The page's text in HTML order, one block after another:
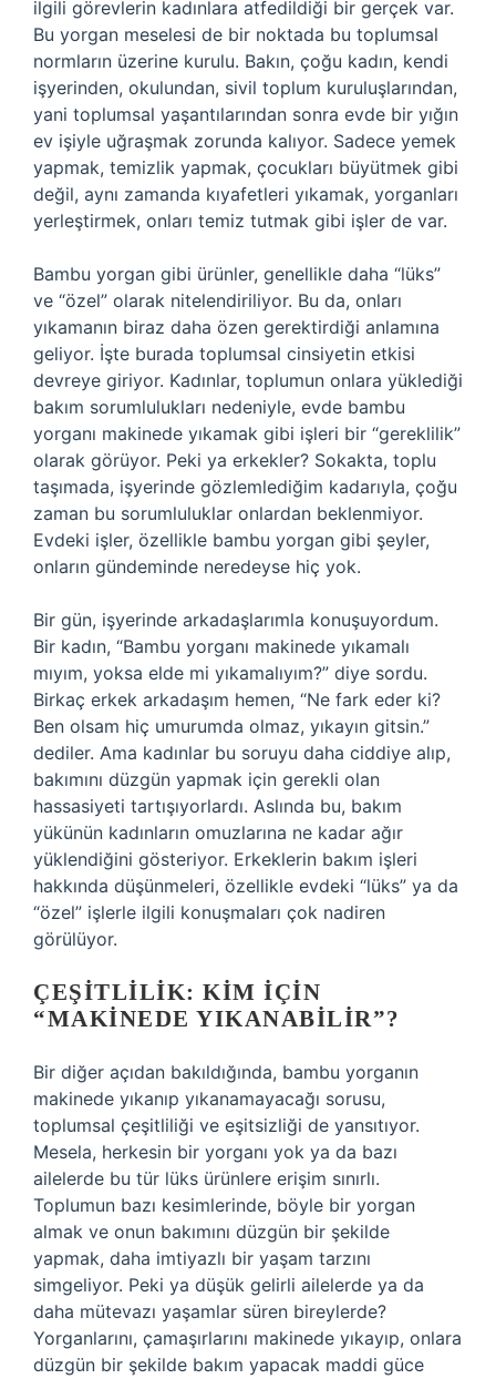
ilgili görevlerin kadınlara atfedildiği bir gerçek var.
Bu yorgan meselesi de bir noktada bu toplumsal
normların üzerine kurulu. Bakın, çoğu kadın, kendi
işyerinden, okulundan, sivil toplum kuruluşlarından,
yani toplumsal yaşantılarından sonra evde bir yığın
ev işiyle uğraşmak zorunda kalıyor. Sadece yemek
yapmak, temizlik yapmak, çocukları büyütmek gibi
değil, aynı zamanda kıyafetleri yıkamak, yorganları
yerleştirmek, onları temiz tutmak gibi işler de var.
Bambu yorgan gibi ürünler, genellikle daha “lüks”
ve “özel” olarak nitelendiriliyor. Bu da, onları
yıkamanın biraz daha özen gerektirdiği anlamına
geliyor. İşte burada toplumsal cinsiyetin etkisi
devreye giriyor. Kadınlar, toplumun onlara yüklediği
bakım sorumlulukları nedeniyle, evde bambu
yorganı makinede yıkamak gibi işleri bir “gereklilik”
olarak görüyor. Peki ya erkekler? Sokakta, toplu
taşımada, işyerinde gözlemlediğim kadarıyla, çoğu
zaman bu sorumluluklar onlardan beklenmiyor.
Evdeki işler, özellikle bambu yorgan gibi şeyler,
onların gündeminde neredeyse hiç yok.
Bir gün, işyerinde arkadaşlarımla konuşuyordum.
Bir kadın, “Bambu yorganı makinede yıkamalı
mıyım, yoksa elde mi yıkamalıyım?” diye sordu.
Birkaç erkek arkadaşım hemen, “Ne fark eder ki?
Ben olsam hiç umurumda olmaz, yıkayın gitsin.”
dediler. Ama kadınlar bu soruyu daha ciddiye alıp,
bakımını düzgün yapmak için gerekli olan
hassasiyeti tartışıyorlardı. Aslında bu, bakım
yükünün kadınların omuzlarına ne kadar ağır
yüklendiğini gösteriyor. Erkeklerin bakım işleri
hakkında düşünmeleri, özellikle evdeki “lüks” ya da
“özel” işlerle ilgili konuşmaları çok nadiren
görülüyor.
ÇEŞITLILIK: KIM İÇIN
“MAKINEDE YIKANABILIR”?
Bir diğer açıdan bakıldığında, bambu yorganın
makinede yıkanıp yıkanamayacağı sorusu,
toplumsal çeşitliliği ve eşitsizliği de yansıtıyor.
Mesela, herkesin bir yorganı yok ya da bazı
ailelerde bu tür lüks ürünlere erişim sınırlı.
Toplumun bazı kesimlerinde, böyle bir yorgan
almak ve onun bakımını düzgün bir şekilde
yapmak, daha imtiyazlı bir yaşam tarzını
simgeliyor. Peki ya düşük gelirli ailelerde ya da
daha mütevazı yaşamlar süren bireylerde?
Yorganlarını, çamaşırlarını makinede yıkayıp, onlara
düzgün bir şekilde bakım yapacak maddi güce